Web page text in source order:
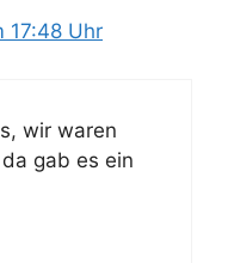
17:48 Uhr
wir waren
gab es ein